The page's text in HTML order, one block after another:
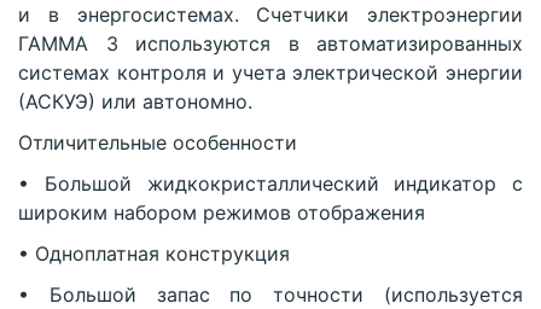
и в энергосистемах. Счетчики электроэнергии
ГАММА 3 используются в автоматизированных
системах контроля и учета электрической энергии
(АСКУЭ) или автономно.
Отличительные особенности
• Большой жидкокристаллический индикатор с
широким набором режимов отображения
• Одноплатная конструкция
• Большой запас по точности (используется